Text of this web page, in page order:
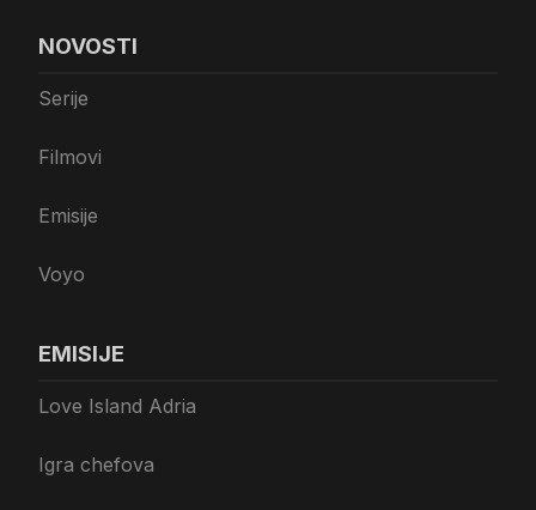
NOVOSTI
Serije
Filmovi
Emisije
Voyo
EMISIJE
Love Island Adria
Igra chefova